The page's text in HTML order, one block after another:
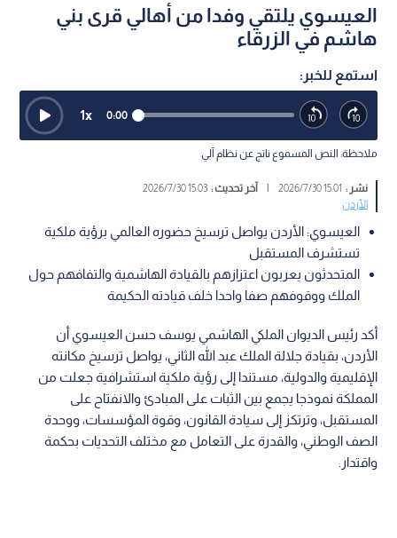
العيسوي يلتقي وفدا من أهالي قرى بني
هاشم في الزرقاء
استمع للخبر:
0:00
1x
ملاحظة: النص المسموع ناتج عن نظام آلي
نشر : 15:01 2026/7/30
| آخر تحديث :15:03 2026/7/30
الأردن
العيسوي: الأردن يواصل ترسيخ حضوره العالمي برؤية ملكية
تستشرف المستقبل
المتحدثون يعربون اعتزازهم بالقيادة الهاشمية والتفافهم حول
الملك ووقوفهم صفا واحدا خلف قيادته الحكيمة
أكد رئيس الديوان الملكي الهاشمي يوسف حسن العيسوي أن
الأردن، بقيادة جلالة الملك عبد الله الثاني، يواصل ترسيخ مكانته
الإقليمية والدولية، مستندا إلى رؤية ملكية استشرافية جعلت من
المملكة نموذجا يجمع بين الثبات على المبادئ والانفتاح على
المستقبل، وترتكز إلى سيادة القانون، وقوة المؤسسات، ووحدة
الصف الوطني، والقدرة على التعامل مع مختلف التحديات بحكمة
واقتدار.